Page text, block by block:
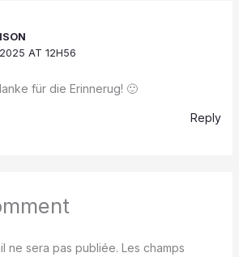
AT 12H56
für die Erinnerug! 🙂
Reply
ne sera pas publiée. Les champs